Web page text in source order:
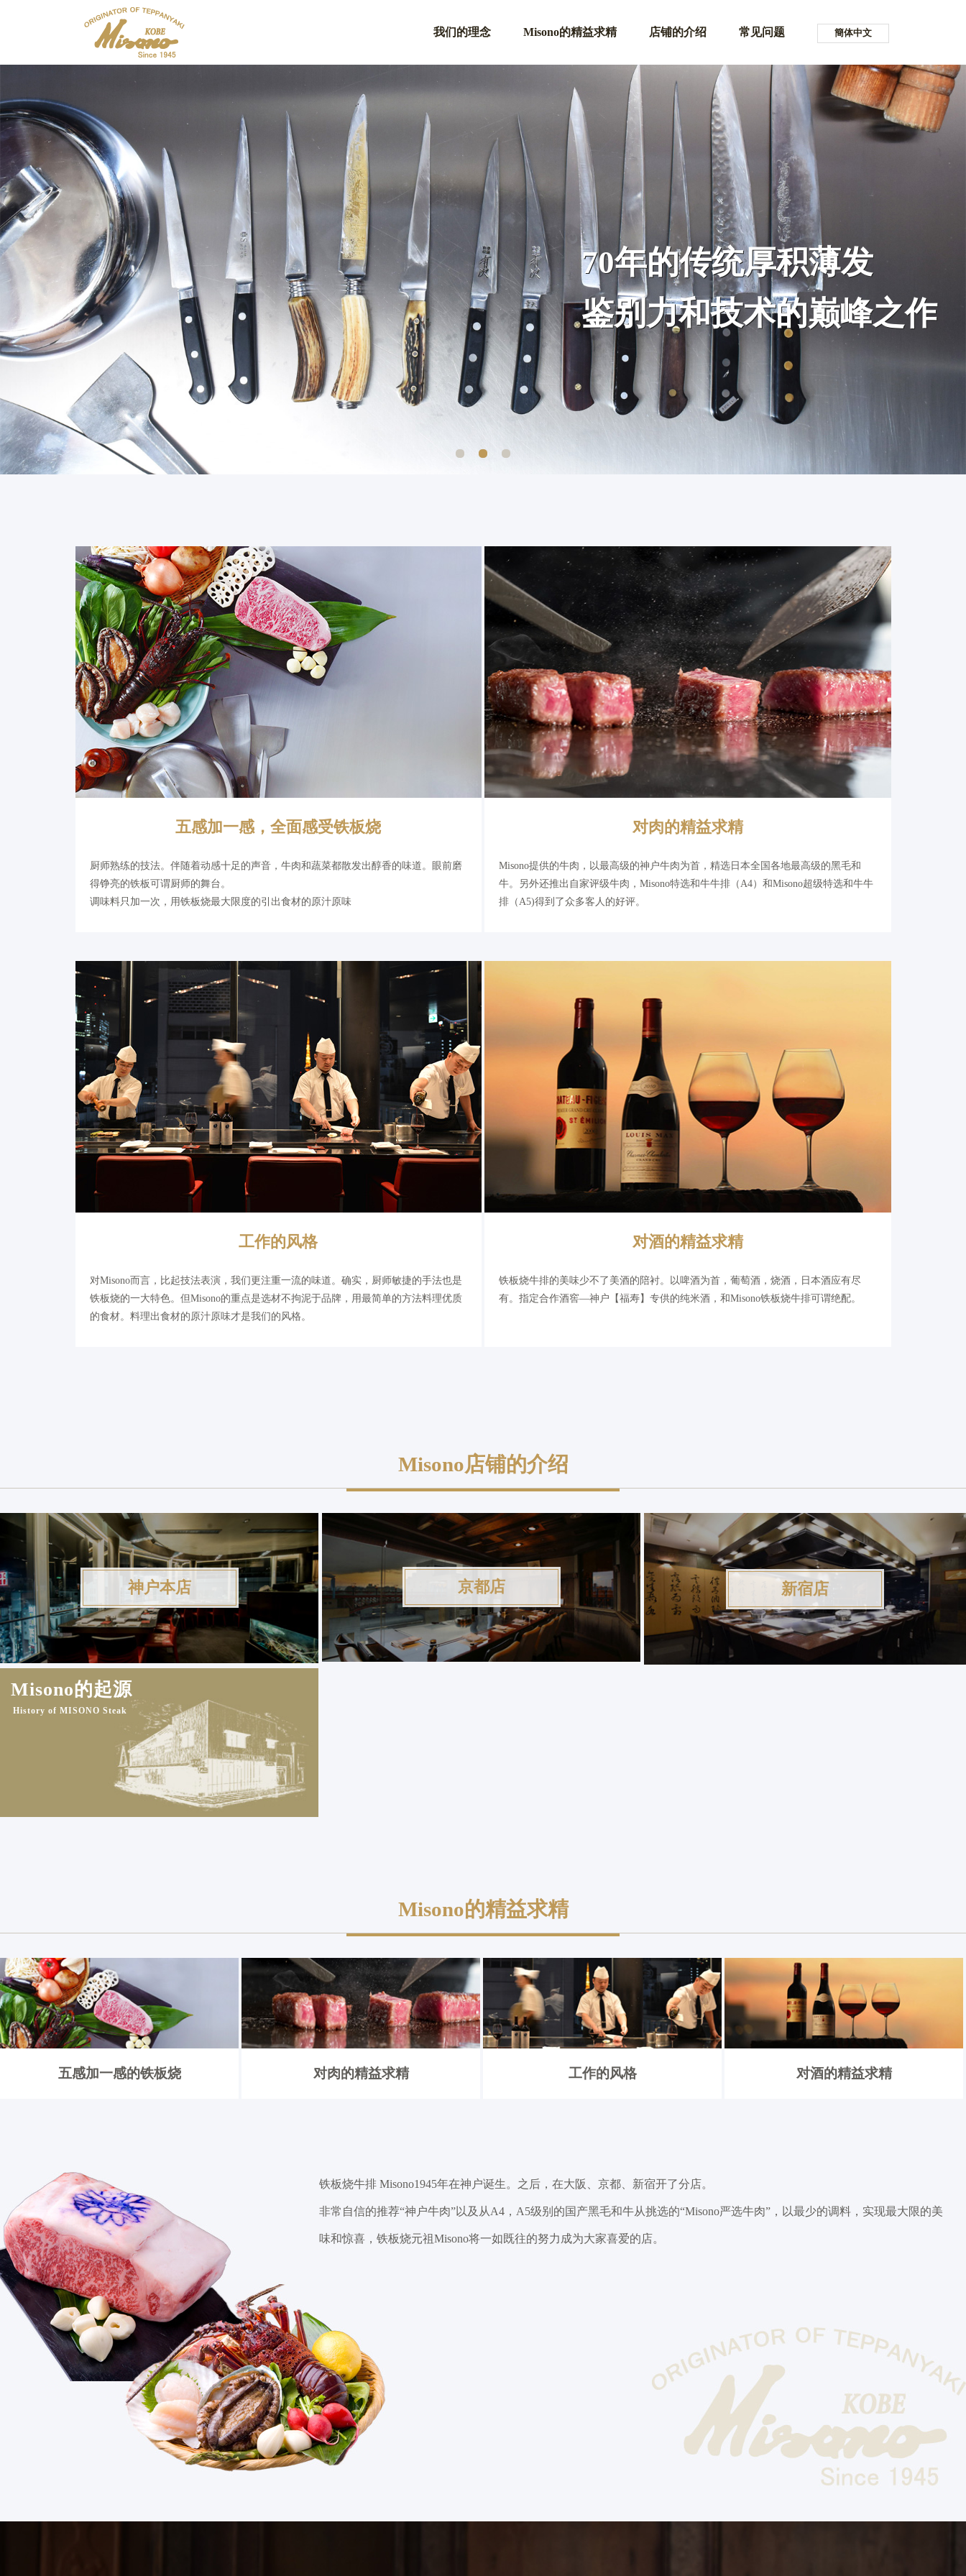
我们的理念 Misono的精益求精 店铺的介绍 常见问题 簡体中文
Misono的精益求精
70年的传统厚积薄发
鉴别力和技术的巅峰之作
五感加一感，全面感受铁板烧
厨师熟练的技法。伴随着动感十足的声音，牛肉和蔬菜都散发出醇香的味道。眼前磨
得铮亮的铁板可谓厨师的舞台。
调味料只加一次，用铁板烧最大限度的引出食材的原汁原味
对肉的精益求精
Misono提供的牛肉，以最高级的神户牛肉为首，精选日本全国各地最高级的黑毛和
牛。另外还推出自家评级牛肉，Misono特选和牛牛排（A4）和Misono超级特选和牛牛
排（A5)得到了众多客人的好评。
工作的风格
对Misono而言，比起技法表演，我们更注重一流的味道。确实，厨师敏捷的手法也是
铁板烧的一大特色。但Misono的重点是选材不拘泥于品牌，用最简单的方法料理优质
的食材。料理出食材的原汁原味才是我们的风格。
对酒的精益求精
铁板烧牛排的美味少不了美酒的陪衬。以啤酒为首，葡萄酒，烧酒，日本酒应有尽
有。指定合作酒窖—神户【福寿】专供的纯米酒，和Misono铁板烧牛排可谓绝配。
Misono店铺的介绍
神户本店 京都店 新宿店
Misono的起源
History of MISONO Steak
Misono的精益求精
五感加一感的铁板烧 对肉的精益求精 工作的风格 对酒的精益求精
铁板烧牛排 Misono1945年在神户诞生。之后，在大阪、京都、新宿开了分店。
非常自信的推荐“神户牛肉”以及从A4，A5级别的国产黑毛和牛从挑选的“Misono严选牛肉”，以最少的调料，实现最大限的美
味和惊喜，铁板烧元祖Misono将一如既往的努力成为大家喜爱的店。